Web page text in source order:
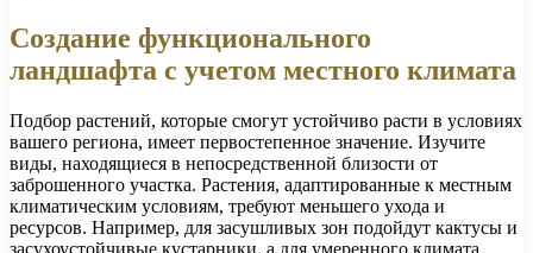
Создание функционального
ландшафта с учетом местного климата
Подбор растений, которые смогут устойчиво расти в условиях
вашего региона, имеет первостепенное значение. Изучите
виды, находящиеся в непосредственной близости от
заброшенного участка. Растения, адаптированные к местным
климатическим условиям, требуют меньшего ухода и
ресурсов. Например, для засушливых зон подойдут кактусы и
засухоустойчивые кустарники, а для умеренного климата